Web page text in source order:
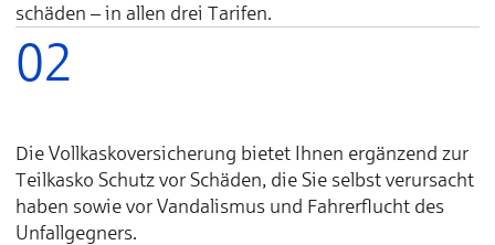
schä­den – in allen drei Tarifen.
02
Die Vollkaskover­sicherung bietet Ihnen ergänzend zur
Teilkasko Schutz vor Schäden, die Sie selbst verursacht
haben sowie vor Vandalismus und Fahrer­flucht des
Unfall­gegners.